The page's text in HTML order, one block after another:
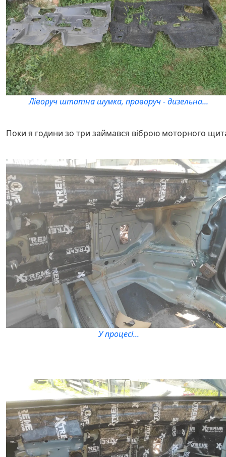
Ліворуч штатна шумка, праворуч - дизельна...
Поки я години зо три займався віброю моторного
У процесі...